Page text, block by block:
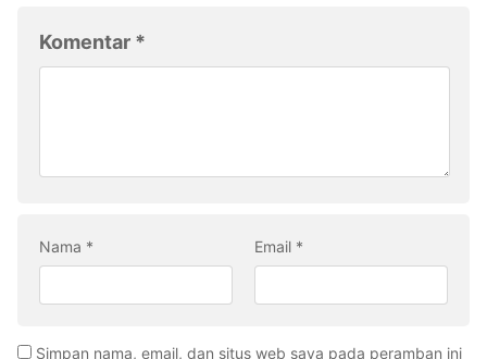
Komentar *
Nama * Email *
Simpan nama, email, dan situs web saya pada peramban ini